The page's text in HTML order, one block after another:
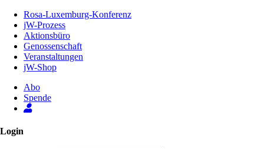
Inhalt
Seite
Rosa-Luxemburg-Konferenz
jW-Prozess
Aktionsbüro
Genossenschaft
Veranstaltungen
jW-Shop
Abo
Spende
Login